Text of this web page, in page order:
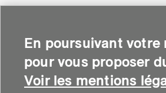
En poursuivant votre
pour vous proposer
Voir les mentions
SIG est une entreprise suisse au
thermique et soutient le
environnementale.© Copyright